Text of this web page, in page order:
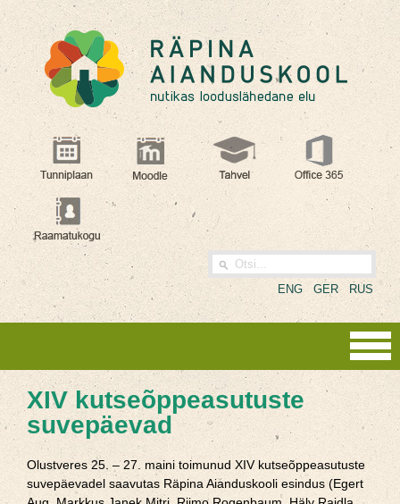
ENG GER RUS
XIV kutseõppeasutuste
suvepäevad
Olustveres 25. – 27. maini toimunud XIV kutseõppeasutuste
suvepäevadel saavutas Räpina Aianduskooli esindus (Egert